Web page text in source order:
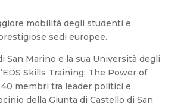
mobilità degli studenti e
sedi europee.
San Marino e la sua Università degli
Skills Training: The Power of
membri tra leader politici e
della Giunta di Castello di San